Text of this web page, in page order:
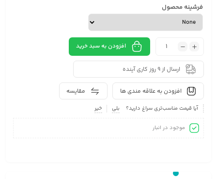
فرشینه محصول
افزودن به سبد خرید
ارسال از 9 روز کاری آینده
مقایسه افزودن به علاقه مندی ها
آیا قیمت مناسب‌تری سراغ دارید؟ بلی خیر
موجود در انبار